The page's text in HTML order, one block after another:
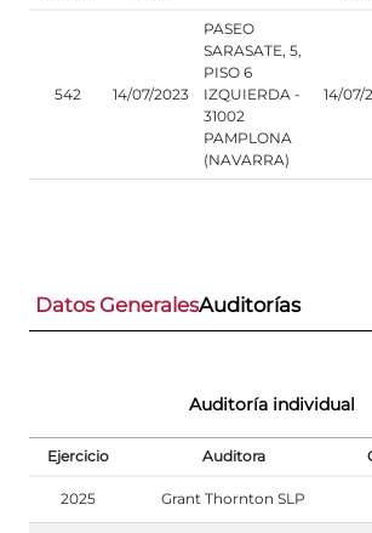
542 14/07/2023
PASEO
SARASATE, 5,
PISO 6
IZQUIERDA -
31002
PAMPLONA
(NAVARRA)
14/07/
Datos GeneralesAuditorías
Auditoría individual
Ejercicio Auditora
2025 Grant Thornton SLP